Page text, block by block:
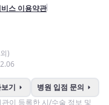
스 이용약관
)
기 arrow_right 병원 입점 문의 arrow_right
이 등록한 시/수술 정보 및